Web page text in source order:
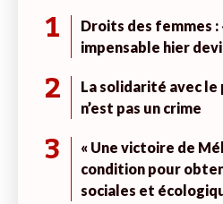
1
Droits des femmes :
impensable hier
2
La solidarité avec
n’est pas un crime
3
« Une victoire de
condition pour
sociales et